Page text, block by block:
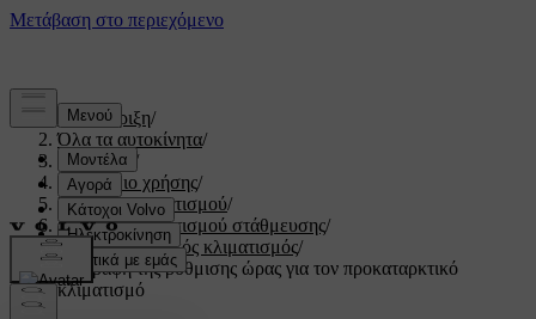
Υποστήριξη/
Όλα τα αυτοκίνητα/
V60 2022 /
Εγχειρίδιο χρήσης/
Σύστημα κλιματισμού/
Σύστημα κλιματισμού στάθμευσης/
Προκαταρκτικός κλιματισμός/
Διαγραφή της ρύθμισης ώρας για τον προκαταρκτικό
κλιματισμό